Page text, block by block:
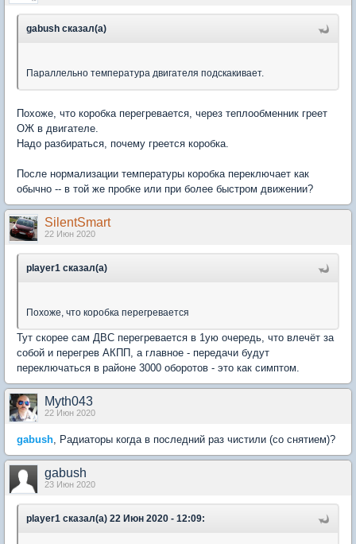
gabush сказал(а)
Параллельно температура двигателя подскакивает.
Похоже, что коробка перегревается, через теплообменник греет
ОЖ в двигателе.
Надо разбираться, почему греется коробка.
После нормализации температуры коробка переключает как
обычно -- в той же пробке или при более быстром движении?
SilentSmart
22 Июн 2020
player1 сказал(а)
Похоже, что коробка перегревается
Тут скорее сам ДВС перегревается в 1ую очередь, что влечёт за
собой и перегрев АКПП, а главное - передачи будут
переключаться в районе 3000 оборотов - это как симптом.
Myth043
22 Июн 2020
gabush, Радиаторы когда в последний раз чистили (со снятием)?
gabush
23 Июн 2020
player1 сказал(а) 22 Июн 2020 - 12:09: